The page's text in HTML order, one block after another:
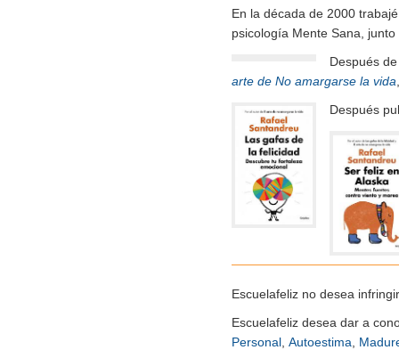
En la década de 2000
psicología Mente Sana,
Después
arte de No amargarse la vida
Después
Escuelafeliz no desea
Escuelafeliz desea dar a
Personal Autoestima